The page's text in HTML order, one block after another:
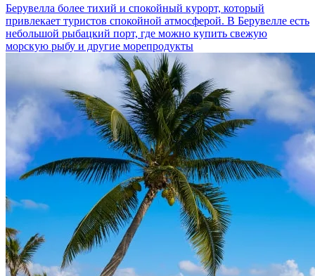
Берувелла более тихий и спокойный курорт, который
привлекает туристов спокойной атмосферой. В Берувелле есть
небольшой рыбацкий порт, где можно купить свежую
морскую рыбу и другие морепродукты